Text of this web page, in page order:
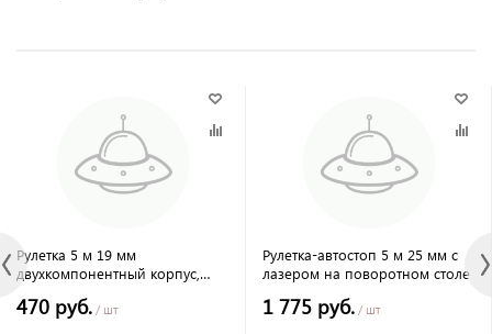
Рулетка 5 м 19 мм
двухкомпонентный корпус,
PRO//Matrix
470 руб. / шт
Рулетка-автостоп 5 м 25 мм с
лазером на поворотном столе
1 775 руб. / шт